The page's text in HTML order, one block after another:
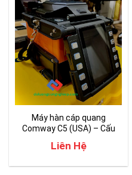
Máy hàn cáp quang
Comway C5 (USA) – Cấu
Liên Hệ